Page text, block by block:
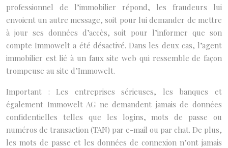
professionnel de l’immobilier répond, les fraudeurs lui
envoient un autre message, soit pour lui demander de mettre
à jour ses données d’accès, soit pour l’informer que son
compte Immowelt a été désactivé. Dans les deux cas, l’agent
immobilier est lié à un faux site web qui ressemble de façon
trompeuse au site d’Immowelt.
Important : Les entreprises sérieuses, les banques et
également Immowelt AG ne demandent jamais de données
confidentielles telles que les logins, mots de passe ou
numéros de transaction (TAN) par e-mail ou par chat. De plus,
les mots de passe et les données de connexion n’ont jamais